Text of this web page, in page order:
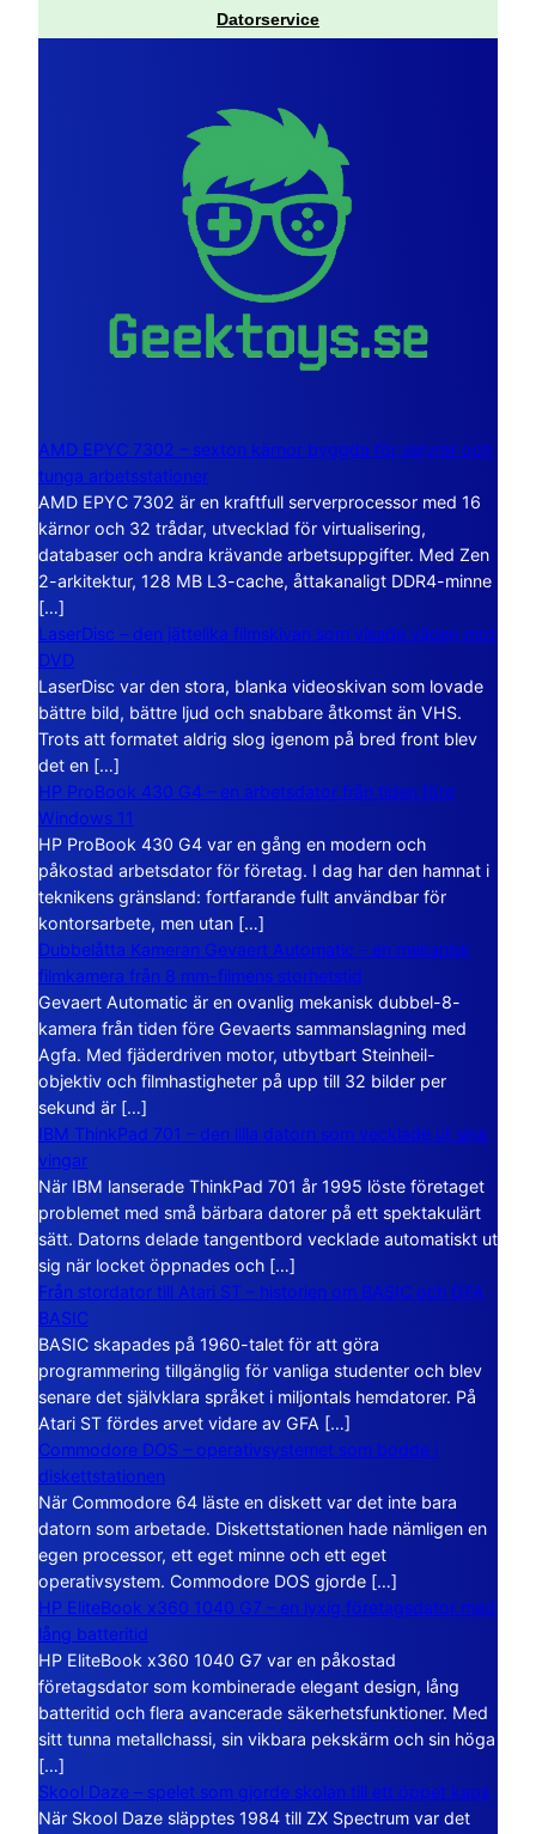
Datorservice
AMD EPYC 7302 – sexton kärnor byggda för servrar och
tunga arbetsstationer
AMD EPYC 7302 är en kraftfull serverprocessor med 16
kärnor och 32 trådar, utvecklad för virtualisering,
databaser och andra krävande arbetsuppgifter. Med Zen
2-arkitektur, 128 MB L3-cache, åttakanaligt DDR4-minne
[…]
LaserDisc – den jättelika filmskivan som visade vägen mot
DVD
LaserDisc var den stora, blanka videoskivan som lovade
bättre bild, bättre ljud och snabbare åtkomst än VHS.
Trots att formatet aldrig slog igenom på bred front blev
det en […]
HP ProBook 430 G4 – en arbetsdator från tiden före
Windows 11
HP ProBook 430 G4 var en gång en modern och
påkostad arbetsdator för företag. I dag har den hamnat i
teknikens gränsland: fortfarande fullt användbar för
kontorsarbete, men utan […]
Dubbelåtta Kameran Gevaert Automatic – en mekanisk
filmkamera från 8 mm-filmens storhetstid
Gevaert Automatic är en ovanlig mekanisk dubbel-8-
kamera från tiden före Gevaerts sammanslagning med
Agfa. Med fjäderdriven motor, utbytbart Steinheil-
objektiv och filmhastigheter på upp till 32 bilder per
sekund är […]
IBM ThinkPad 701 – den lilla datorn som vecklade ut sina
vingar
När IBM lanserade ThinkPad 701 år 1995 löste företaget
problemet med små bärbara datorer på ett spektakulärt
sätt. Datorns delade tangentbord vecklade automatiskt ut
sig när locket öppnades och […]
Från stordator till Atari ST – historien om BASIC och GFA
BASIC
BASIC skapades på 1960-talet för att göra
programmering tillgänglig för vanliga studenter och blev
senare det självklara språket i miljontals hemdatorer. På
Atari ST fördes arvet vidare av GFA […]
Commodore DOS – operativsystemet som bodde i
diskettstationen
När Commodore 64 läste en diskett var det inte bara
datorn som arbetade. Diskettstationen hade nämligen en
egen processor, ett eget minne och ett eget
operativsystem. Commodore DOS gjorde […]
HP EliteBook x360 1040 G7 – en lyxig företagsdator med
lång batteritid
HP EliteBook x360 1040 G7 var en påkostad
företagsdator som kombinerade elegant design, lång
batteritid och flera avancerade säkerhetsfunktioner. Med
sitt tunna metallchassi, sin vikbara pekskärm och sin höga
[…]
Skool Daze – spelet som gjorde skolan till ett öppet kaos
När Skool Daze släpptes 1984 till ZX Spectrum var det